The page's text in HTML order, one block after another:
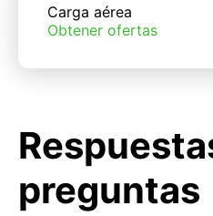
Carga aérea
Obtener ofertas
preguntas